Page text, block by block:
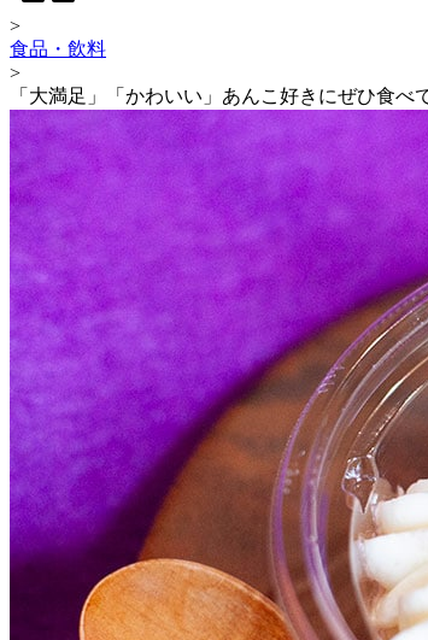
>
食品・飲料
>
「大満足」「かわいい」あんこ好きにぜひ食